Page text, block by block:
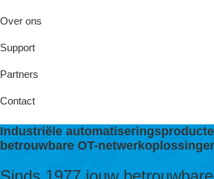
Over ons
Support
Partners
Contact
Industriële
betrouwbare OT-